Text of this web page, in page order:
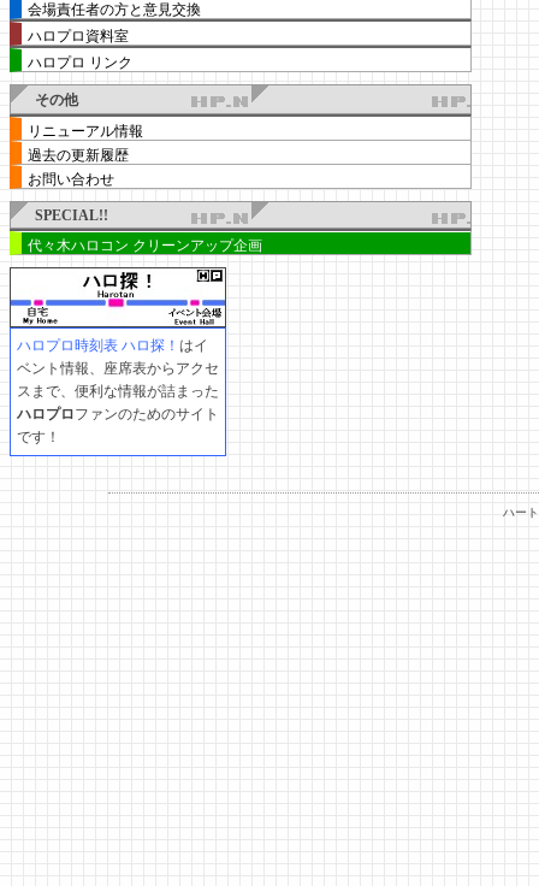
会場責任者の方と意見交換
ハロプロ資料室
ハロプロ リンク
その他
リニューアル情報
過去の更新履歴
お問い合わせ
SPECIAL!!
代々木ハロコン クリーンアップ企画
ハロプロ時刻表 ハロ探！ はイ
ベント情報、座席表からアクセ
スまで、便利な情報が詰まった
ハロプロファンのためのサイト
です！
ハー